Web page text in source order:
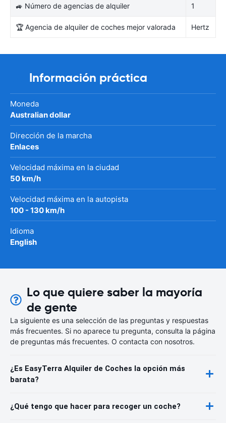
🚙 Número de agencias de alquiler 1
🏆 Agencia de alquiler de coches mejor valorada Hertz
Información práctica
Moneda
Australian dollar
Dirección de la marcha
Enlaces
Velocidad máxima en la ciudad
50 km/h
Velocidad máxima en la autopista
100 - 130 km/h
Idioma
English
Lo que quiere saber la mayoría
de gente
La siguiente es una selección de las preguntas y respuestas
más frecuentes. Si no aparece tu pregunta, consulta la página
de preguntas más frecuentes. O contacta con nosotros.
¿Es EasyTerra Alquiler de Coches la opción más
barata?
¿Qué tengo que hacer para recoger un coche?